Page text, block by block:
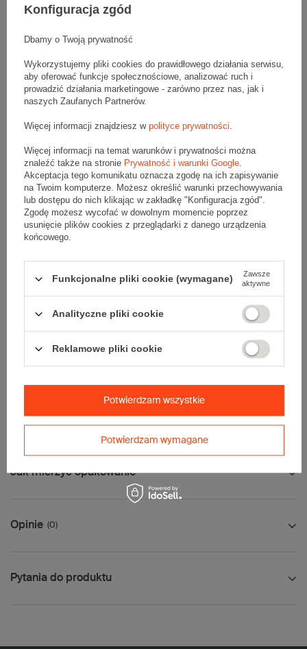
Zestaw 3 palet szarych kartonów klapowych - 1020 szt.
Opakowanie wykonane jest z tektury falistej 3-warstwowej, fala B
Wymiary:
• zewnętrzne:600x600x400 mm
• wewnętrzne:594x594x388 mm
• tektura falista:
3-warstwowa
• fala:B
• gramatura:420 g/m2
• kolor:Szary
Dodatkowe:
• waga jednostkowa (+/-5%):
Karton nadaje się do pakowania wysyłek kurierskich:
• Poczta Polska Paczka B
• Pocztex XL
- w zakładce Dostawa i płatności, proszę wybrać kuriera
paletowego.
Palet nie wysyłamy serwisem DPD.
Wymiary palety:124x104cm
W celu indywidualnej wyceny transportu skontaktuj się z naszym
biurem obsługi klienta
Jak mierzyć opakowanie
Opinie (0)
Pytania do produktu
Konfiguracja zgód
Dbamy o Twoją prywatność
Wykorzystujemy pliki cookies do prawidłowego działania serwisu,
aby oferować funkcje społecznościowe, analizować ruch i
prowadzić działania marketingowe - zarówno przez nas, jak i
naszych Zaufanych Partnerów.
Więcej informacji znajdziesz w polityce prywatności.
Więcej informacji na temat warunków i prywatności można
znaleźć także na stronie Prywatność i warunki Google.
Akceptacja tego komunikatu oznacza zgodę na ich zapisywanie
na Twoim komputerze. Możesz określić warunki przechowywania
lub dostępu do nich klikając w zakładkę "Konfiguracja zgód".
Zgodę możesz wycofać w dowolnym momencie poprzez
usunięcie plików cookies z przeglądarki z danego urządzenia
końcowego.
Funkcjonalne pliki cookie (wymagane)
Zawsze
aktywne
Analityczne pliki cookie
Reklamowe pliki cookie
Potwierdzam wymagane
Potwierdzam wszystkie